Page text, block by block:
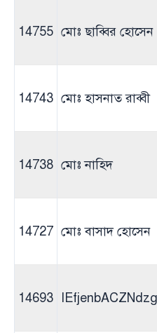
14755 মোঃ ছাব্বির হোসেন
14743 মোঃ হাসনাত রাব্বী
14738 মোঃ নাহিদ
14727 মোঃ বাসাদ হোসেন
14693